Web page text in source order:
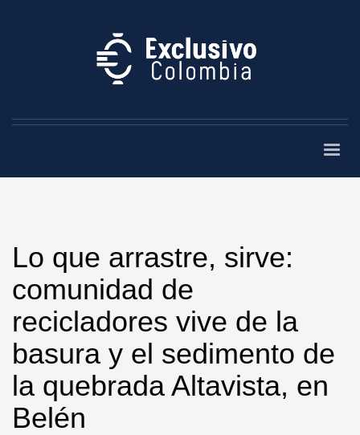
Lo que arrastre, sirve:
comunidad de
recicladores vive de la
basura y el sedimento de
la quebrada Altavista, en
Belén